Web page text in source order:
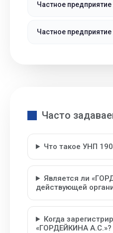
Частное
Частное
Часто
Что такое УНП
Является ли
действующей
Когда
«ГОРДЕЙКИНА А.С.»?